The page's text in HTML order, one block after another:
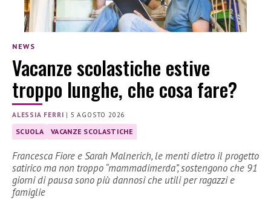
NEWS
Vacanze scolastiche estive
troppo lunghe, che cosa fare?
ALESSIA FERRI | 5 AGOSTO 2026
SCUOLA VACANZE SCOLASTICHE
Francesca Fiore e Sarah Malnerich, le menti dietro il progetto
satirico ma non troppo “mammadimerda”, sostengono che 91
giorni di pausa sono più dannosi che utili per ragazzi e
famiglie